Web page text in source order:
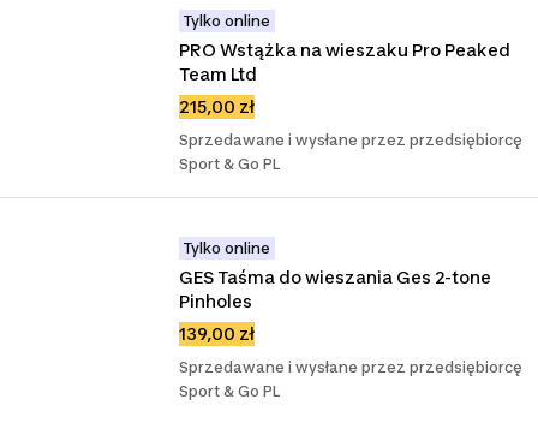
Tylko online
PRO Wstążka na wieszaku Pro Peaked
Team Ltd
215,00 zł
Sprzedawane i wysłane przez przedsiębiorcę
Sport & Go PL
Tylko online
GES Taśma do wieszania Ges 2-tone
Pinholes
139,00 zł
Sprzedawane i wysłane przez przedsiębiorcę
Sport & Go PL